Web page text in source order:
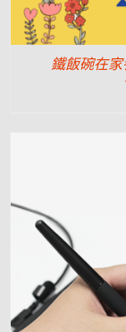
鐵飯碗在